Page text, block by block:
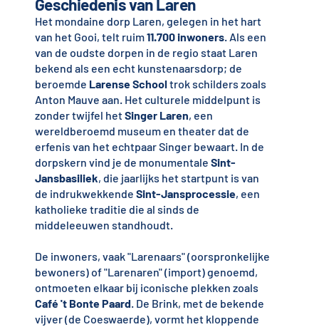
Geschiedenis van Laren
Het mondaine dorp Laren, gelegen in het hart
van het Gooi, telt ruim11.700 inwoners. Als een
van de oudste dorpen in de regio staat Laren
bekend als een echt kunstenaarsdorp; de
beroemde Larense Schooltrok schilders zoals
Anton Mauve aan. Het culturele middelpunt is
zonder twijfel hetSinger Laren, een
wereldberoemd museum en theater dat de
erfenis van het echtpaar Singer bewaart. In de
dorpskern vind je de monumentale Sint-
Jansbasiliek, die jaarlijks het startpunt is van
de indrukwekkende Sint-Jansprocessie, een
katholieke traditie die al sinds de
middeleeuwen standhoudt.
De inwoners, vaak "Larenaars" (oorspronkelijke
bewoners) of "Larenaren" (import) genoemd,
ontmoeten elkaar bij iconische plekken zoals
Café 't Bonte Paard. De Brink, met de bekende
vijver (de Coeswaerde), vormt het kloppende